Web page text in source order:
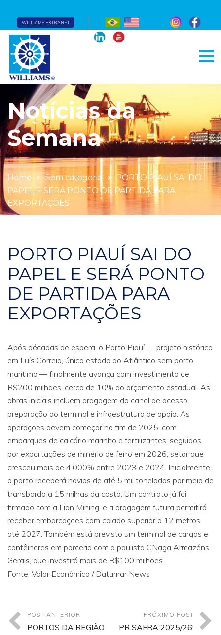
WILLIAMS EXTRANET
Notícias da
Semana
Home Sem categoria
PORTO PIAUÍ SAI DO
PAPEL E SERÁ PONTO DE PARTIDA PARA
EXPORTAÇÕES
PORTO PIAUÍ SAI DO
PAPEL E SERÁ PONTO
DE PARTIDA PARA
EXPORTAÇÕES
Após décadas de espera, o Porto Piauí — projeto histórico
em Luís Correia, único estado do Atlântico sem porto
marítimo — finalmente avança com investimento de
R$200 milhões, cerca de 10% do orçamento estadual. As
obras iniciais incluem dragagem do canal de acesso,
preparação do terminal e infraestrutura de apoio. As
operações devem começar no fim de 2025, com
embarques de calcário marinho e fertilizantes, seguidos
por exportações de minério de ferro em 2026, setor que
cresceu mais de 4.000% entre 2023 e 2024. Inicialmente,
o porto receberá navios de até 5 mil toneladas por meio de
transbordo a 15 milhas da costa. Um contrato já foi
firmado com a Lion Mining, e a dragagem futura permitirá
receber embarcações com calado superior a 12 metros
até 2027. Também está previsto um terminal de cargas e
contêineres em parceria com a paulista CNaga Armazéns
Gerais, que investirá mais de R$100 milhões.
Fonte: Valor Econômico / Datamar News
POST ANTERIOR
PORTOS DA REGIÃO
PRÓXIMO POST
PR SAFRA 2025/26: